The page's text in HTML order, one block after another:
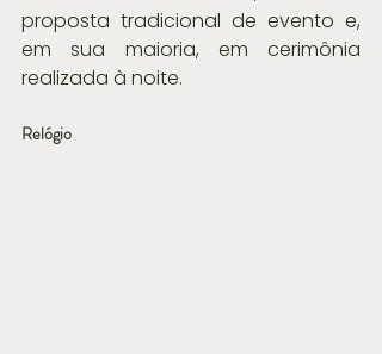
proposta tradicional de evento e,
em sua maioria, em cerimônia
realizada à noite.
Relógio